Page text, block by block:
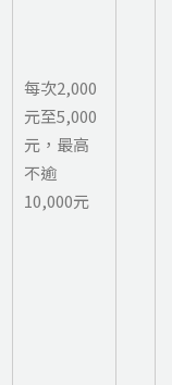
每次2,000
元至5,000
元，最高
不逾
10,000元